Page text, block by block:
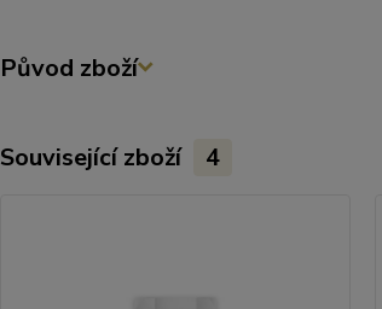
Původ zboží
Související zboží 4